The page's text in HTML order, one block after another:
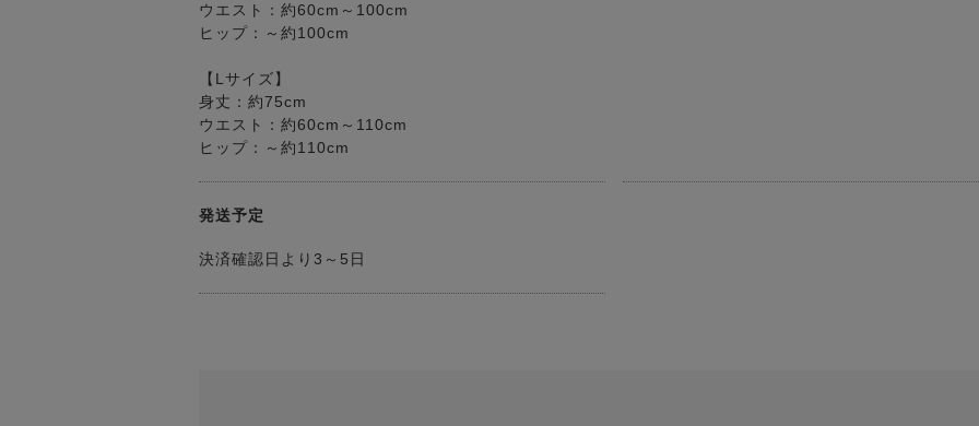
ウエスト：約60cm～100cm
ヒップ：～約100cm
【Lサイズ】
身丈：約75cm
ウエスト：約60cm～110cm
ヒップ：～約110cm
発送予定
決済確認日より3～5日